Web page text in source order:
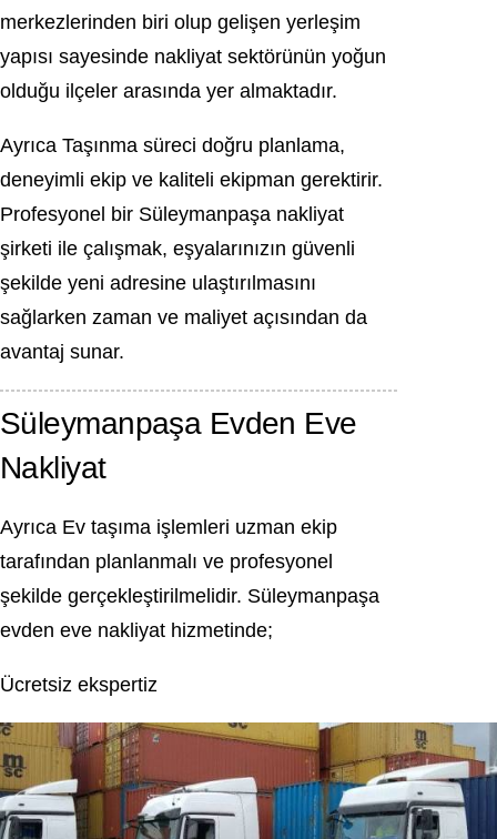
merkezlerinden biri olup gelişen yerleşim
yapısı sayesinde nakliyat sektörünün yoğun
olduğu ilçeler arasında yer almaktadır.
Ayrıca Taşınma süreci doğru planlama,
deneyimli ekip ve kaliteli ekipman gerektirir.
Profesyonel bir Süleymanpaşa nakliyat
şirketi ile çalışmak, eşyalarınızın güvenli
şekilde yeni adresine ulaştırılmasını
sağlarken zaman ve maliyet açısından da
avantaj sunar.
Süleymanpaşa Evden Eve
Nakliyat
Ayrıca Ev taşıma işlemleri uzman ekip
tarafından planlanmalı ve profesyonel
şekilde gerçekleştirilmelidir. Süleymanpaşa
evden eve nakliyat hizmetinde;
Ücretsiz ekspertiz